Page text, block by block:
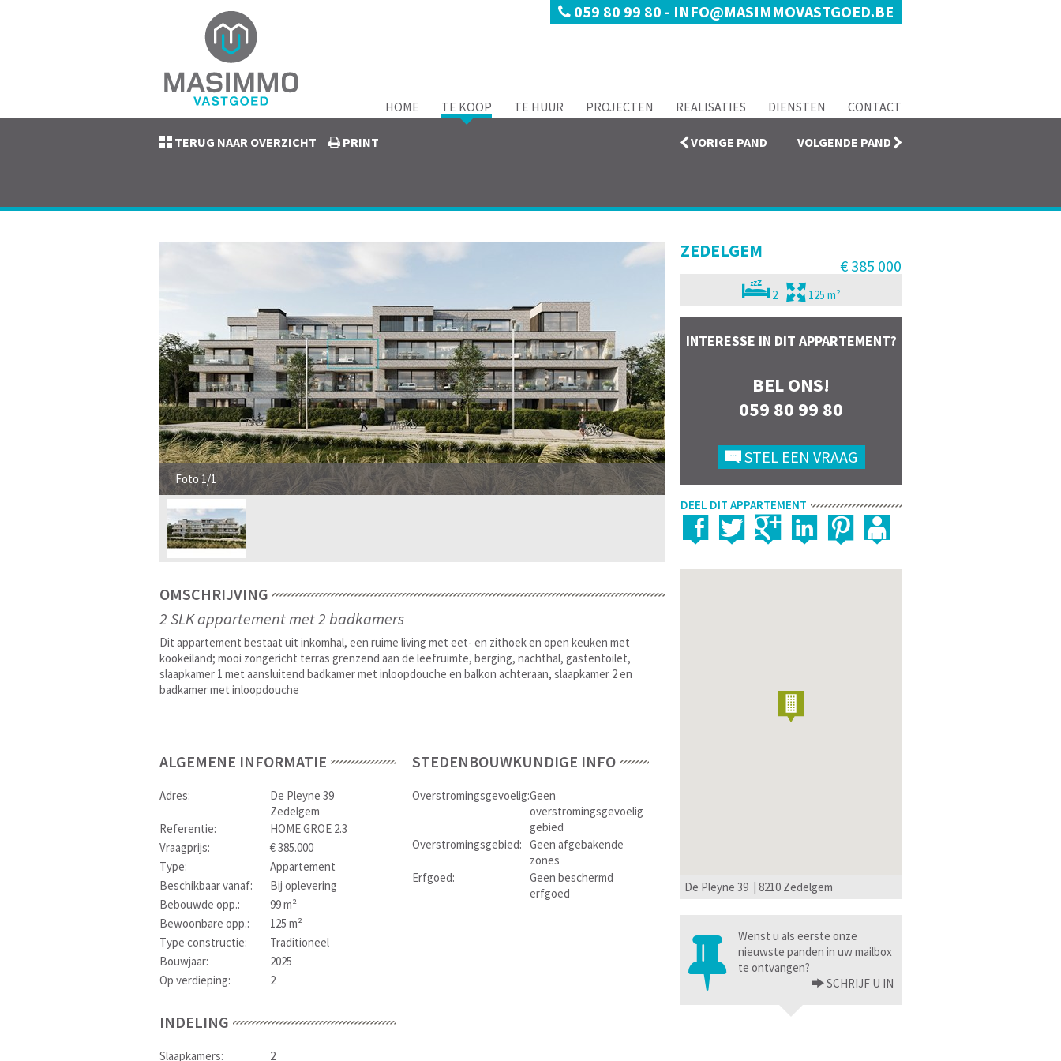
059 80 99 80 - INFO@MASIMMOVASTGOED.BE
HOME TE KOOP TE HUUR PROJECTEN REALISATIES DIENSTEN CONTACT
TERUG NAAR OVERZICHT PRINT VORIGE PAND VOLGENDE PAND
ZEDELGEM
€ 385 000
2 125 m²
Foto 1/1
OMSCHRIJVING
2 SLK appartement met 2 badkamers
Dit appartement bestaat uit inkomhal, een ruime living met eet- en zithoek en open keuken met
kookeiland; mooi zongericht terras grenzend aan de leefruimte, berging, nachthal, gastentoilet,
slaapkamer 1 met aansluitend badkamer met inloopdouche en balkon achteraan, slaapkamer 2 en
badkamer met inloopdouche
ALGEMENE INFORMATIE
Adres:
De Pleyne 39
Zedelgem
Referentie:
HOME GROE 2.3
Vraagprijs:
€ 385.000
Type:
Appartement
Beschikbaar vanaf:
Bij oplevering
Bebouwde opp.:
99 m²
Bewoonbare opp.:
125 m²
Type constructie:
Traditioneel
Bouwjaar:
2025
Op verdieping:
2
INDELING
Slaapkamers: 2
STEDENBOUWKUNDIGE INFO
Overstromingsgevoelig:Geen
overstromingsgevoelig
gebied
Overstromingsgebied: Geen afgebakende
zones
Erfgoed:
Geen beschermd
erfgoed
INTERESSE IN DIT APPARTEMENT?
BEL ONS!
059 80 99 80
STEL EEN VRAAG
DEEL DIT APPARTEMENT
De Pleyne 39 | 8210 Zedelgem
Wenst u als eerste onze
nieuwste panden in uw mailbox
te ontvangen?
SCHRIJF U IN